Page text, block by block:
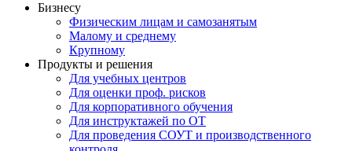
Бизнесу
Физическим лицам и самозанятым
Малому и среднему
Крупному
Продукты и решения
Для учебных центров
Для оценки проф. рисков
Для корпоративного обучения
Для инструктажей по ОТ
Для проведения СОУТ и производственного